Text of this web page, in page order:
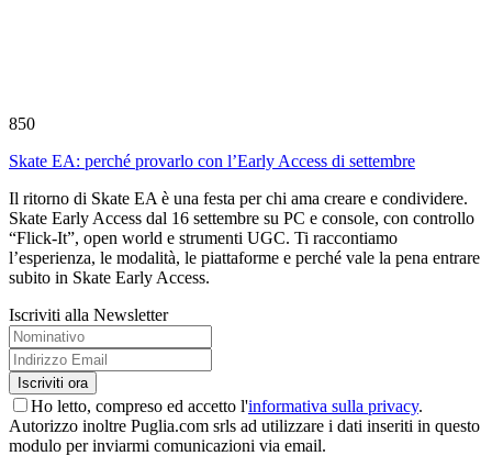
850
Skate EA: perché provarlo con l’Early Access di settembre
Il ritorno di Skate EA è una festa per chi ama creare e condividere.
Skate Early Access dal 16 settembre su PC e console, con controllo
“Flick-It”, open world e strumenti UGC. Ti raccontiamo
l’esperienza, le modalità, le piattaforme e perché vale la pena entrare
subito in Skate Early Access.
Iscriviti alla Newsletter
Ho letto, compreso ed accetto l'informativa sulla privacy.
Autorizzo inoltre Puglia.com srls ad utilizzare i dati inseriti in questo
modulo per inviarmi comunicazioni via email.